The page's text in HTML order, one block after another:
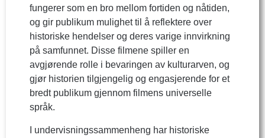
fungerer som en bro mellom fortiden og nåtiden,
og gir publikum mulighet til å reflektere over
historiske hendelser og deres varige innvirkning
på samfunnet. Disse filmene spiller en
avgjørende rolle i bevaringen av kulturarven, og
gjør historien tilgjengelig og engasjerende for et
bredt publikum gjennom filmens universelle
språk.
I undervisningssammenheng har historiske